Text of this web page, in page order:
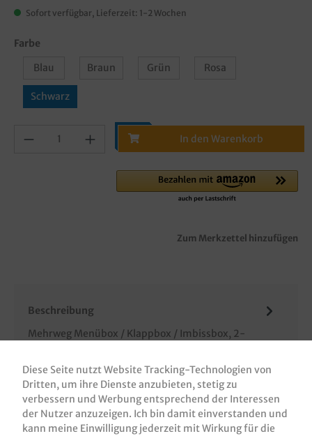
Sofort verfügbar, Lieferzeit: 1-2 Wochen
Farbe
Blau
Braun Grün Rosa
Schwarz
In den Warenkorb
Zum Merkzettel hinzufügen
Beschreibung
Mehrweg Menübox / Klappbox / Imbissbox, 2-
ca. 800ml, 50St. in VE, verschiede…
Mehr
Bewertungen
Informationen zur Produktsicherheit
Diese Seite nutzt Website Tracking-Technologien von
Dritten, um ihre Dienste anzubieten, stetig zu
verbessern und Werbung entsprechend der Interessen
der Nutzer anzuzeigen. Ich bin damit einverstanden und
kann meine Einwilligung jederzeit mit Wirkung für die